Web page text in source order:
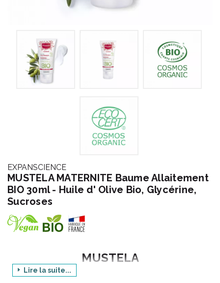
EXPANSCIENCE
MUSTELA MATERNITE Baume Allaitement
BIO 30ml - Huile d' Olive Bio, Glycérine,
Sucroses
MUSTELA
Gamme : MATERNITE
Lire la suite...